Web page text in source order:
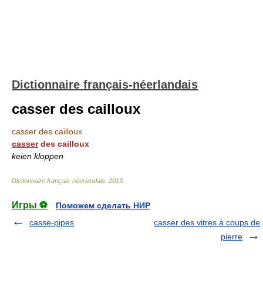
Dictionnaire français-néerlandais
casser des cailloux
casser des cailloux
casserdes cailloux
keien kloppen
Dictionnaire français-néerlandais 2013
Игры ⚽
Поможем сделать НИР
casse-pipes
casser des vitres à coups de
pierre